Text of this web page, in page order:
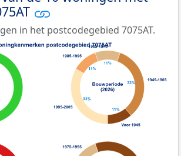
in het postcodegebied 7075AT.